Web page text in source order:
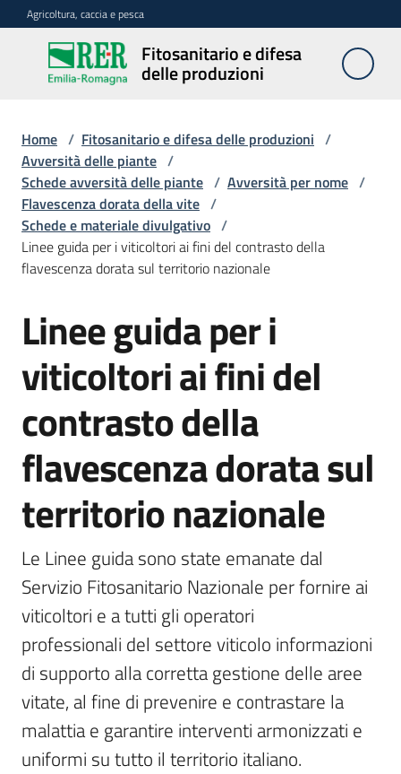
Vai al contenuto
Vai alla navigazione
Vai al footer
Agricoltura, caccia e pesca
Fitosanitario e difesa
delle produzioni
Fitosanitario
e difesa
produzioni
Avversità
delle
piante
Sorveglianza
Difesa
sostenibile
Vivaismo
e
sementi
Import-
Export
Newsletter
Home / Fitosanitario e difesa delle produzioni /
Avversità delle piante /
Schede avversità delle piante / Avversità per nome /
Flavescenza dorata della vite /
Schede e materiale divulgativo /
Linee guida per i viticoltori ai fini del contrasto della
flavescenza dorata sul territorio nazionale
Linee guida per i
viticoltori ai fini del
contrasto della
flavescenza dorata sul
territorio nazionale
Le Linee guida sono state emanate dal
Servizio Fitosanitario Nazionale per fornire ai
viticoltori e a tutti gli operatori
professionali del settore viticolo informazioni
di supporto alla corretta gestione delle aree
vitate, al fine di prevenire e contrastare la
malattia e garantire interventi armonizzati e
uniformi su tutto il territorio italiano.